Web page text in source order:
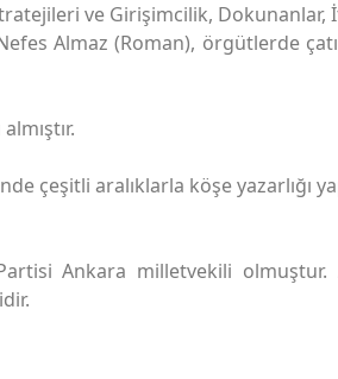
ve Girişimcilik, Dokunanlar,
Almaz (Roman), örgütlerde
çeşitli aralıklarla köşe yazarlığı
Ankara milletvekili olmuştur.